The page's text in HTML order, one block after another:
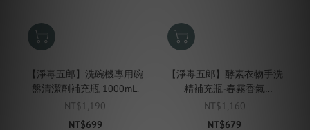
【淨毒五郎】洗碗機專用碗
盤清潔劑補充瓶 1000mL.
NT$1,190
NT$699
【淨毒五郎】酵素衣物手洗
精補充瓶-春霧香氣
1000mL.
NT$1,160
NT$679